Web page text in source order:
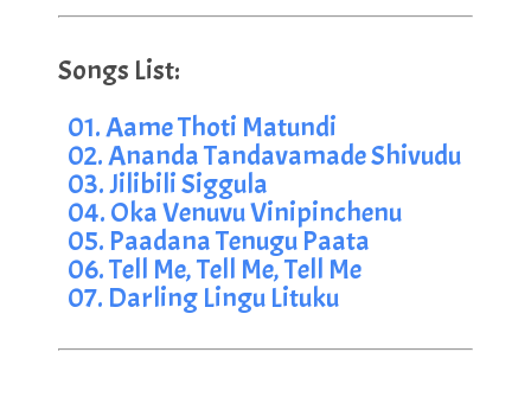
01. Aame Thoti Matundi
02. Ananda Tandavamade Shivudu
03. Jilibili Siggula
04. Oka Venuvu Vinipinchenu
05. Paadana Tenugu Paata
06. Tell Me, Tell Me, Tell Me
07. Darling Lingu Lituku